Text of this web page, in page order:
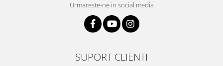
Urmareste-ne in social media
SUPORT CLIENTI